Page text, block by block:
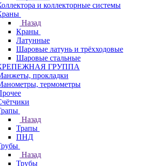
и коллекторные системы
Назад
Краны
Латунные
Шаровые латунь и трёхходовые
Шаровые стальные
ГРУППА
прокладки
термометры
Назад
Трапы
ПНД
Назад
Трубы